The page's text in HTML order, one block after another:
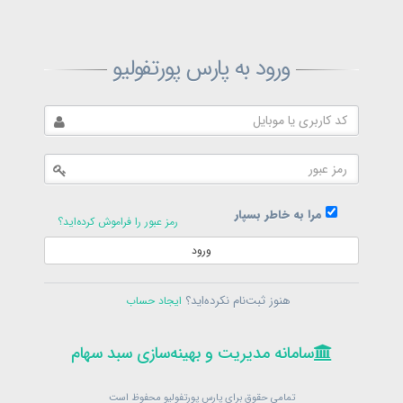
ورود به پارس پورتفولیو
مرا به خاطر بسپار
رمز عبور را فراموش کرده‌اید؟
ورود
هنوز ثبت‌نام نکرده‌اید؟ ایجاد حساب
سامانه مدیریت و بهینه‌سازی سبد سهام
تمامی حقوق برای پارس پورتفولیو محفوظ است
ثبت‌نام پارس پورتفولیو
ثبت‌نام
در حال حاضر عضو هستید؟فرم ورود
سامانه مدیریت و بهینه‌سازی سبد سهام
بازیابی رمز پارس پورتفولیو
در حال حاضر عضو هستید؟
سامانه مدیریت و بهینه‌سازی سبد سهام
تمامی حقوق برای پارس پورتفولیو محفوظ است